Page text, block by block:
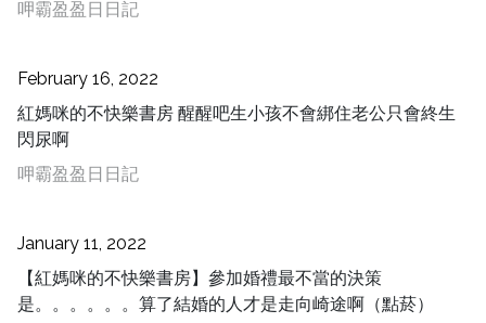
呷霸盈盈日日記
February 16, 2022
紅媽咪的不快樂書房 醒醒吧生小孩不會綁住老公只會終生
閃尿啊
呷霸盈盈日日記
January 11, 2022
【紅媽咪的不快樂書房】參加婚禮最不當的決策
是。。。。。。算了結婚的人才是走向崎途啊（點菸）